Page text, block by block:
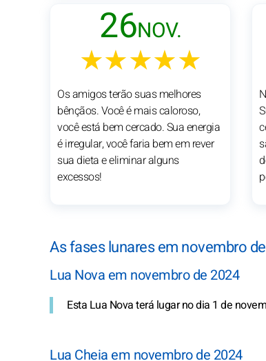
26NOV.
★★★★★
Os amigos terão suas melhores
bênçãos. Você é mais caloroso,
você está bem cercado. Sua energia
é irregular, você faria bem em rever
sua dieta e eliminar alguns
excessos!
As fases lunares em novembro
Lua Nova em novembro de 2024
Esta Lua Nova terá lugar no dia 1 de
Lua Cheia em novembro de 2024